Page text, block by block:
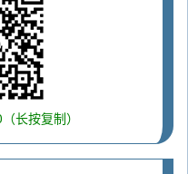
长按复制）